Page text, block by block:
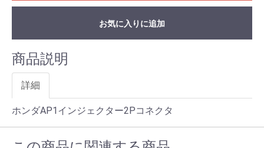
お気に入りに追加
商品説明
詳細
ホンダAP1インジェクター2Pコネクタ